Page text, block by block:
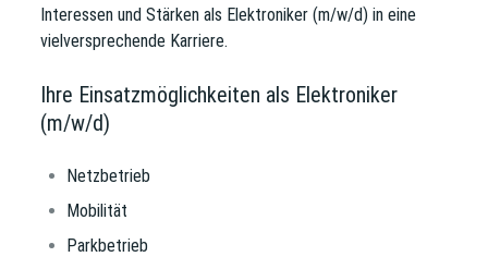
Interessen und Stärken als Elektroniker (m/w/d) in eine
vielversprechende Karriere.
Ihre Einsatzmöglichkeiten als Elektroniker
(m/w/d)
Netzbetrieb
Mobilität
Parkbetrieb